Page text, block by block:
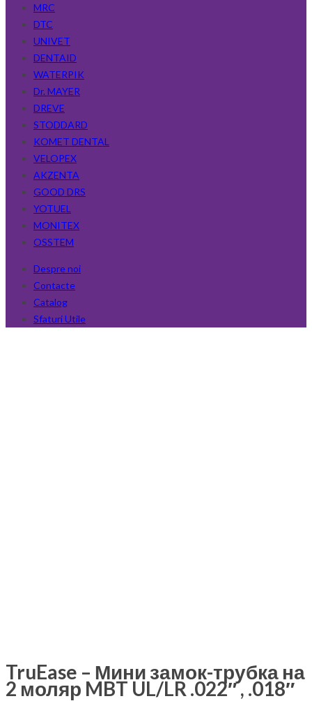
MRC
DTC
UNIVET
DENTAID
WATERPIK
Dr. MAYER
DREVE
STODDARD
KOMET DENTAL
VELOPEX
AKZENTA
GOOD DRS
YOTUEL
MONITEX
OSSTEM
Despre noi
Contacte
Catalog
Sfaturi Utile
TruEase – Мини замок-трубка на
2 моляр MBT UL/LR .022″ , .018″